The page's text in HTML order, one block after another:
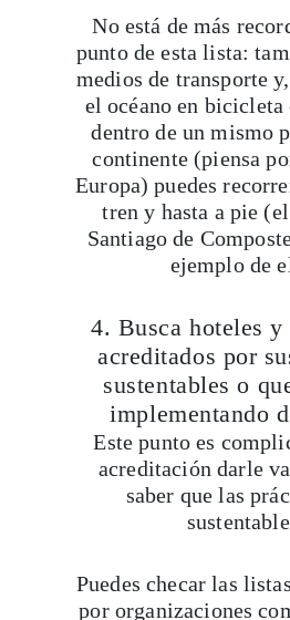
No está de más
punto de esta lista:
medios de transporte
el océano en
dentro de un mismo
continente (piensa
Europa) puedes
tren y hasta a pie
Santiago de
ejemplo de
4. Busca hoteles y
acreditados por
sustentables o
implementando
Este punto es
acreditación darle
saber que las
Puedes checar las
por organizaciones
tips de insider y las guías
Suscribirme